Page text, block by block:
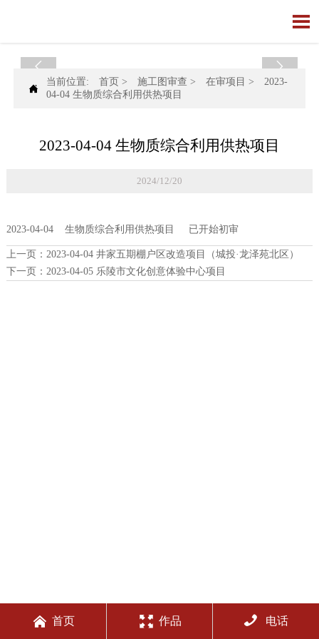




当前位置: 首页 > 施工图审查 > 在审项目 >
2023-
04-04 生物质综合利用供热项目
2023-04-04 生物质综合利用供热项目
2024/12/20
2023-04-04 生物质综合利用供热项目 已开始初审
上一页：
2023-04-04 井家五期棚户区改造项目（城投·龙泽苑北区）
下一页：
2023-04-05 乐陵市文化创意体验中心项目
 首页  作品  电话